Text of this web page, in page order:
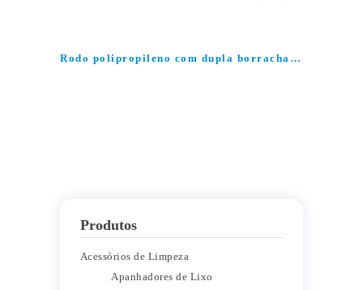
Rodo polipropileno com dupla borracha branca
Produtos
Acessórios de Limpeza
Apanhadores de Lixo